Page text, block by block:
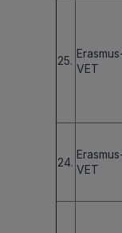
25.
VET
24.
VET